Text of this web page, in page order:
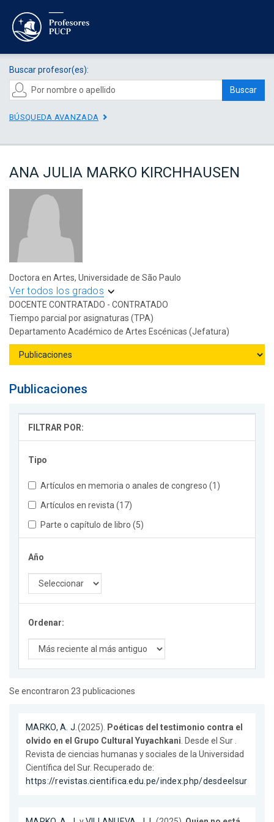
Buscar profesor(es):
Buscar
BÚSQUEDA AVANZADA
ANA JULIA MARKO KIRCHHAUSEN
Doctora en Artes, Universidade de São Paulo
Ver todos los grados
DOCENTE CONTRATADO - CONTRATADO
Tiempo parcial por asignaturas (TPA)
Departamento Académico de Artes Escénicas (Jefatura)
Publicaciones
FILTRAR POR:
Tipo
Artículos en memoria o anales de congreso (1)
Artículos en revista (17)
Parte o capítulo de libro (5)
Año
Ordenar:
Se encontraron 23 publicaciones
MARKO, A. J.(2025). Poéticas del testimonio contra el
olvido en el Grupo Cultural Yuyachkani. Desde el Sur .
Revista de ciencias humanas y sociales de la Universidad
Científica del Sur. Recuperado de:
https://revistas.cientifica.edu.pe/index.php/desdeelsur